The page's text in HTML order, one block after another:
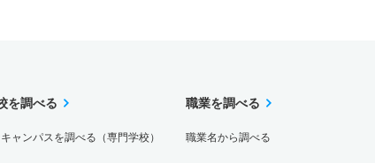
を調べる
ャンパスを調べる（専門学校）
職業を調べる
職業名から調べる